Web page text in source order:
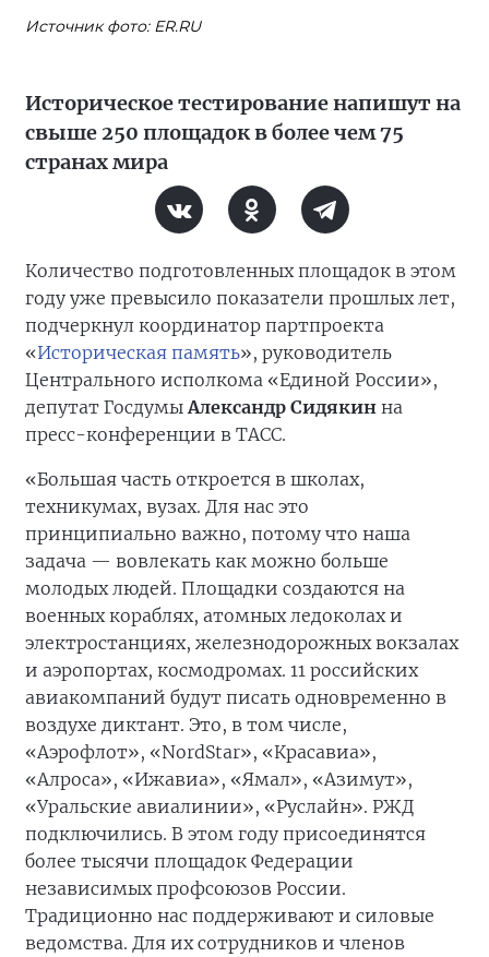
Источник фото: ER.RU
Историческое тестирование напишут на
свыше 250 площадок в более чем 75
странах мира
Количество подготовленных площадок в этом
году уже превысило показатели прошлых лет,
подчеркнул координатор партпроекта
«Историческая память», руководитель
Центрального исполкома «Единой России»,
депутат ГосдумыАлександр Сидякин на
пресс-конференции в ТАСС.
«Большая часть откроется в школах,
техникумах, вузах. Для нас это
принципиально важно, потому что наша
задача — вовлекать как можно больше
молодых людей. Площадки создаются на
военных кораблях, атомных ледоколах и
электростанциях, железнодорожных вокзалах
и аэропортах, космодромах. 11 российских
авиакомпаний будут писать одновременно в
воздухе диктант. Это, в том числе,
«Аэрофлот», «NordStar», «Красавиа»,
«Алроса», «Ижавиа», «Ямал», «Азимут»,
«Уральские авиалинии», «Руслайн». РЖД
подключились. В этом году присоединятся
более тысячи площадок Федерации
независимых профсоюзов России.
Традиционно нас поддерживают и силовые
ведомства. Для их сотрудников и членов